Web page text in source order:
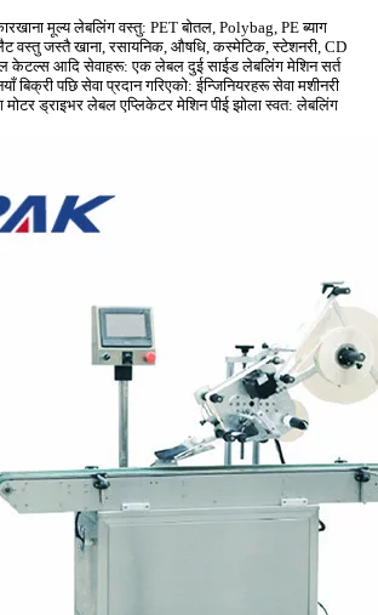
मूल्य लेबलिंग वस्तु: PET बोतल, Polybag, PE ब्याग
वस्तु जस्तै खाना, रसायनिक, औषधि, कस्मेटिक, स्टेशनरी, CD
केटल्स आदि सेवाहरू: एक लेबल दुई साईड लेबलिंग मेशिन सर्त
बिक्री पछि सेवा प्रदान गरिएको: ईन्जिनियरहरू सेवा मशीनरी
ड्राइभर लेबल एप्लिकेटर मेशिन पीई झोला स्वत: लेबलिंग